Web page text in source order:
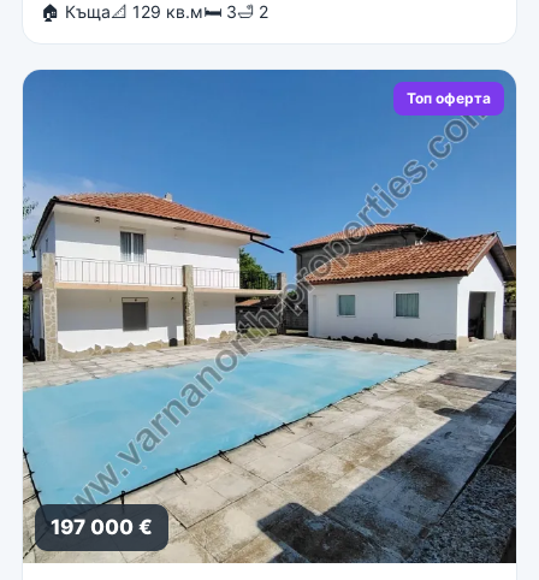
🏠 Къща📐 129 кв.м🛏 3🛁 2
Топ оферта
197 000 €